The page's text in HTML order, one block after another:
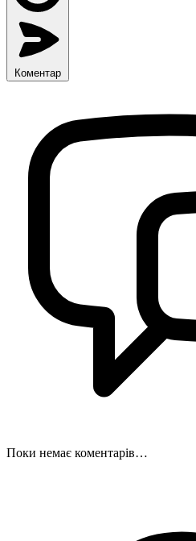
Коментар
Поки немає коментарів…